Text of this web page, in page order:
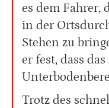
es dem Fahrer,
in der
Stehen zu
er fest, dass
Trotz des